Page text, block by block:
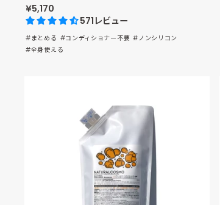
¥5,170
571レビュー
#まとめる #コンディショナー不要 #ノンシリコン
#全身使える